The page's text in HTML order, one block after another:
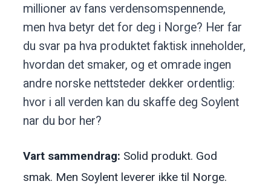
millioner av fans verdensomspennende,
men hva betyr det for deg i Norge? Her far
du svar pa hva produktet faktisk inneholder,
hvordan det smaker, og et omrade ingen
andre norske nettsteder dekker ordentlig:
hvor i all verden kan du skaffe deg Soylent
nar du bor her?
Vart sammendrag: Solid produkt. God
smak. Men Soylent leverer ikke til Norge.